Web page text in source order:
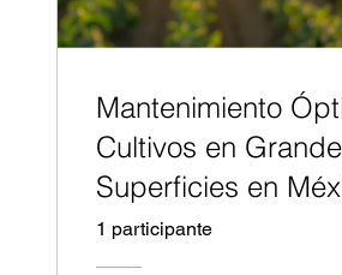
Mantenimiento
Cultivos en
Superficies en
1 participante